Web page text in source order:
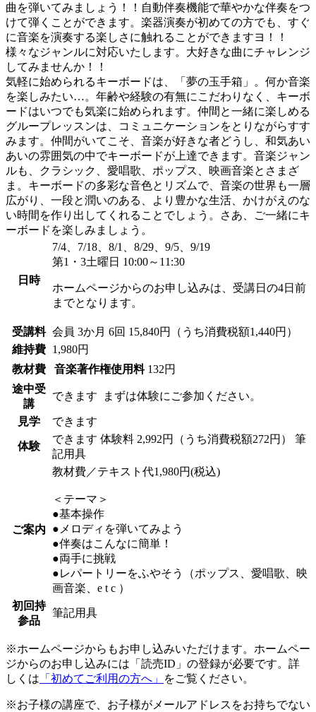
曲を弾いてみましょう！！自動伴奏機能で華やかな伴奏をつ
けて弾くことができます。楽器演奏が初めての方でも、すぐ
に音楽を演奏する楽しさに触れることができますヨ！！
様々なジャンルに対応いたします。大好きな曲にチャレンジ
してみませんか！！
気軽に始められるキーボードは、「夢の玉手箱」。何か音楽
を楽しみたい…。年齢や経験の有無にこだわりなく、キーボ
ードはいつでも気楽に始められます。仲間と一緒に楽しめる
グループレッスンは、コミュニケーションをとりながらすす
みます。仲間がいてこそ、音楽が好きな者どうし、和気あい
あいの雰囲気の中でキーボードが上達できます。音楽ジャン
ルも、クラシック、愛唱歌、ポップス、映画音楽とさまざ
ま。キーボードの多彩な音色とリズムで、音楽の世界も一層
広がり、一段と潤いのある、より豊かな生活、かけがえのな
い時間を作り出してくれることでしょう。さあ、ご一緒にキ
ーボードを楽しみましょう。
日時
7/4、7/18、8/1、8/29、9/5、9/19
第1・3土曜日 10:00～11:30
ホームページからのお申し込みは、受講日の4日前
までとなります。
受講料 会員 3か月 6回 15,840円（うち消費税額1,440円）
維持費
1,980円
教材費
音楽著作権使用料 132円
途中受
講
できます まずは体験にご参加ください。
見学 できます
体験
できます 体験料 2,992円（うち消費税額272円） 筆
記用具
ご案内
教材費／テキスト代1,980円(税込)
＜テーマ＞
●基本操作
●メロディを弾いてみよう
●伴奏はこんなに簡単！
●両手に挑戦
●レパートリーをふやそう（ポップス、愛唱歌、映
画音楽、e t c ）
初回持
参品
筆記用具
※ホームページからもお申し込みいただけます。ホームペー
ジからのお申し込みには「読売ID」の登録が必要です。詳
しくは 「初めてご利用の方へ」 をご覧ください。
※お子様の講座で、お子様がメールアドレスをお持ちでない